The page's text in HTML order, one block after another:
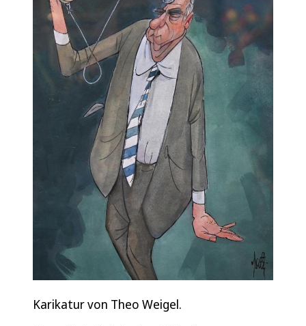
Karikatur von Theo Weigel.